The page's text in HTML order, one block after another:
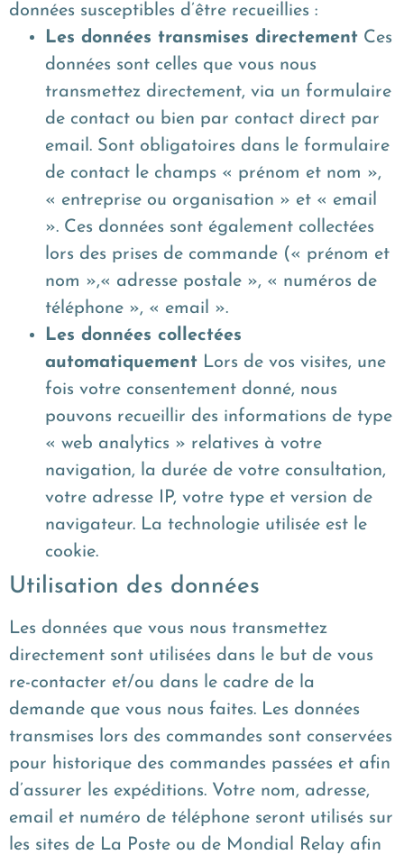
données susceptibles d’être recueillies :
Les données transmises directement Ces
données sont celles que vous nous
transmettez directement, via un formulaire
de contact ou bien par contact direct par
email. Sont obligatoires dans le formulaire
de contact le champs « prénom et nom »,
« entreprise ou organisation » et « email
». Ces données sont également collectées
lors des prises de commande (« prénom et
nom »,« adresse postale », « numéros de
téléphone », « email ».
Les données collectées
automatiquement Lors de vos visites, une
fois votre consentement donné, nous
pouvons recueillir des informations de type
« web analytics » relatives à votre
navigation, la durée de votre consultation,
votre adresse IP, votre type et version de
navigateur. La technologie utilisée est le
cookie.
Utilisation des données
Les données que vous nous transmettez
directement sont utilisées dans le but de vous
re-contacter et/ou dans le cadre de la
demande que vous nous faites. Les données
transmises lors des commandes sont conservées
pour historique des commandes passées et afin
d’assurer les expéditions. Votre nom, adresse,
email et numéro de téléphone seront utilisés sur
les sites de La Poste ou de Mondial Relay afin